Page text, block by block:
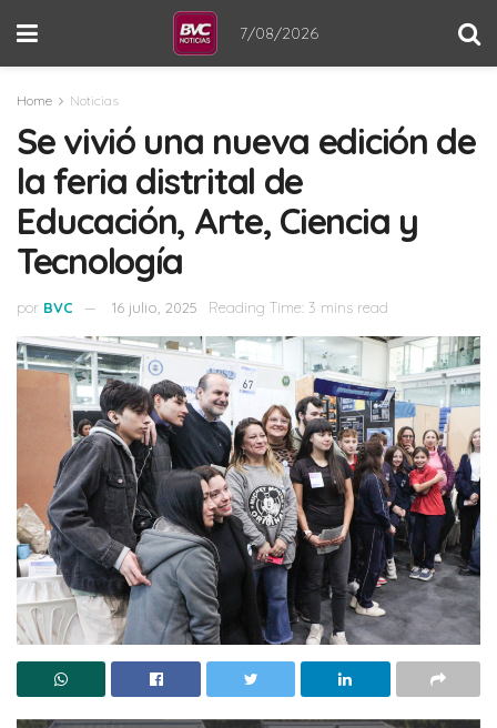
7/08/2026
Home Noticias
Se vivió una nueva edición de
la feria distrital de
Educación, Arte, Ciencia y
Tecnología
por BVC 16 julio, 2025 Reading Time: 3 mins read